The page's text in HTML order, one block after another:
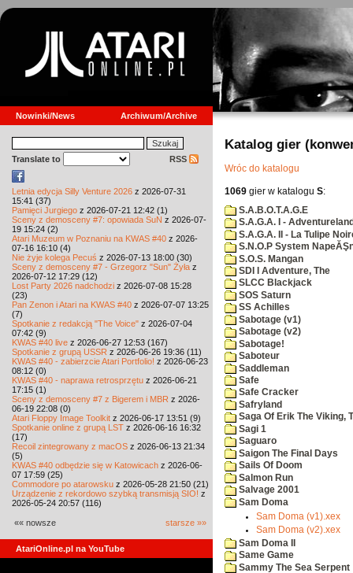
Nowinki/News Archiwum/Archive
Translate to RSS
Letnia edycja Silly Venture 2026 z 2026-07-31
15:41 (37)
Pamięci Jurgiego z 2026-07-21 12:42 (1)
Sceny z demosceny #7: opowiada SuN z 2026-07-
19 15:24 (2)
Atari Muzeum w Poznaniu na KWAS #40 z 2026-
07-16 16:10 (4)
Nie żyje kolega Pecuś z 2026-07-13 18:00 (30)
Sceny z demosceny #7 - Grzegorz "Sun" Żyła z
2026-07-12 17:29 (12)
Lost Party 2026 nadchodzi z 2026-07-08 15:28
(23)
Pan Zenon i Atari na KWAS #40 z 2026-07-07 13:25
(7)
Spotkanie z redakcją "The Voice" z 2026-07-04
07:42 (9)
KWAS #40 live z 2026-06-27 12:53 (167)
Spotkanie z grupą USSR z 2026-06-26 19:36 (11)
KWAS #40 - zabierzcie Atari Portfolio! z 2026-06-23
08:12 (0)
KWAS #40 - naprawa retrosprzętu z 2026-06-21
17:15 (1)
Sceny z demosceny #7 z Bigerem i MBR z 2026-
06-19 22:08 (0)
Atari Floppy Image Toolkit z 2026-06-17 13:51 (9)
Spotkanie online z grupą LST z 2026-06-16 16:32
(17)
Recoil zintegrowany z macOS z 2026-06-13 21:34
(5)
KWAS #40 odbędzie się w Katowicach z 2026-06-
07 17:59 (25)
Commodore po atarowsku z 2026-05-28 21:50 (21)
Urządzenie z rekordowo szybką transmisją SIO! z
2026-05-24 20:57 (116)
«« nowsze starsze »»
AtariOnline.pl na YouTube
Katalog gier
Wróc do katalogu
1069 gier w katalogu S:
S.A.B.O.T.A.G.E
S.A.G.A. I -
S.A.G.A. II - La Tulipe
S.N.O.P System
S.O.S. Mangan
SDI I Adventure, The
SLCC Blackjack
SOS Saturn
SS Achilles
Sabotage (v1)
Sabotage (v2)
Sabotage!
Saboteur
Saddleman
Safe
Safe Cracker
Safryland
Saga Of Erik The Viking,
Sagi 1
Saguaro
Saigon The Final Days
Sails Of Doom
Salmon Run
Salvage 2001
Sam Doma
Sam Doma (v1).xex
Sam Doma (v2).xex
Sam Doma II
Same Game
Sammy The Sea Serpent